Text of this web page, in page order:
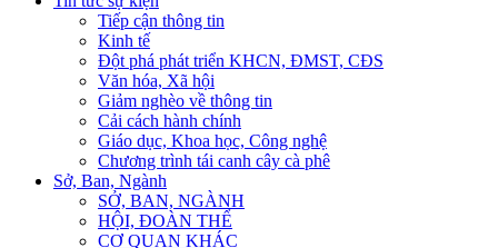
Tiếp cận thông tin
Kinh tế
Đột phá phát triển KHCN, ĐMST, CĐS
Văn hóa, Xã hội
Giảm nghèo về thông tin
Cải cách hành chính
Giáo dục, Khoa học, Công nghệ
Chương trình tái canh cây cà phê
Sở, Ban, Ngành
SỞ, BAN, NGÀNH
HỘI, ĐOÀN THỂ
CƠ QUAN KHÁC